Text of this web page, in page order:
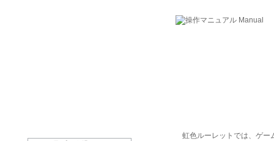
虹色ルーレットでは、ゲー